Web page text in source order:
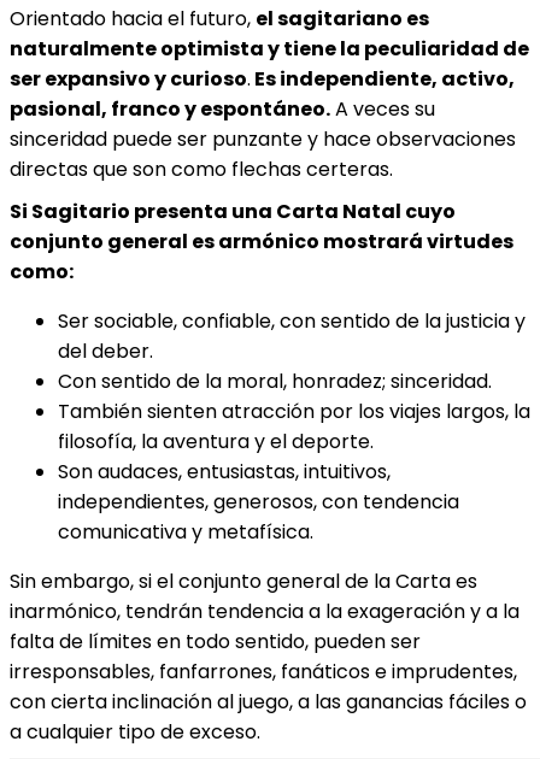
Orientado hacia el futuro, el sagitariano es
naturalmente optimista y tiene la peculiaridad de
ser expansivo y curioso. Es independiente, activo,
pasional, franco y espontáneo.A veces su
sinceridad puede ser punzante y hace observaciones
directas que son como flechas certeras.
Si Sagitario presenta una Carta Natal cuyo
conjunto general es armónico mostrará virtudes
como:
Ser sociable, confiable, con sentido de la justicia y
del deber.
Con sentido de la moral, honradez; sinceridad.
También sienten atracción por los viajes largos, la
filosofía, la aventura y el deporte.
Son audaces, entusiastas, intuitivos,
independientes, generosos, con tendencia
comunicativa y metafísica.
Sin embargo, si el conjunto general de la Carta es
inarmónico, tendrán tendencia a la exageración y a la
falta de límites en todo sentido, pueden ser
irresponsables, fanfarrones, fanáticos e imprudentes,
con cierta inclinación al juego, a las ganancias fáciles o
a cualquier tipo de exceso.